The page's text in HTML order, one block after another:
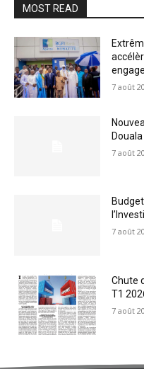
MOST READ
7 août
Douala
7 août
7 août
Chute
T1
7 août